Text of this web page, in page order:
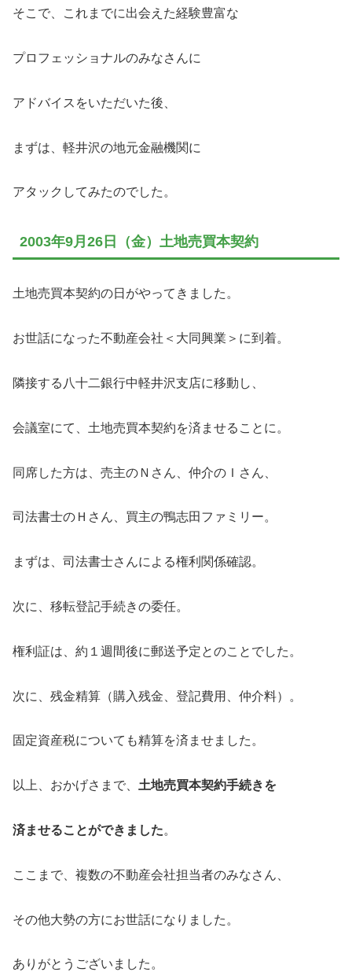
そこで、これまでに出会えた経験豊富な
プロフェッショナルのみなさんに
アドバイスをいただいた後、
まずは、軽井沢の地元金融機関に
アタックしてみたのでした。
2003年9月26日（金）土地売買本契約
土地売買本契約の日がやってきました。
お世話になった不動産会社＜大同興業＞に到着。
隣接する八十二銀行中軽井沢支店に移動し、
会議室にて、土地売買本契約を済ませることに。
同席した方は、売主のＮさん、仲介のＩさん、
司法書士のＨさん、買主の鴨志田ファミリー。
まずは、司法書士さんによる権利関係確認。
次に、移転登記手続きの委任。
権利証は、約１週間後に郵送予定とのことでした。
次に、残金精算（購入残金、登記費用、仲介料）。
固定資産税についても精算を済ませました。
以上、おかげさまで、 土地売買本契約手続きを
済ませることができました。
ここまで、複数の不動産会社担当者のみなさん、
その他大勢の方にお世話になりました。
ありがとうございました。